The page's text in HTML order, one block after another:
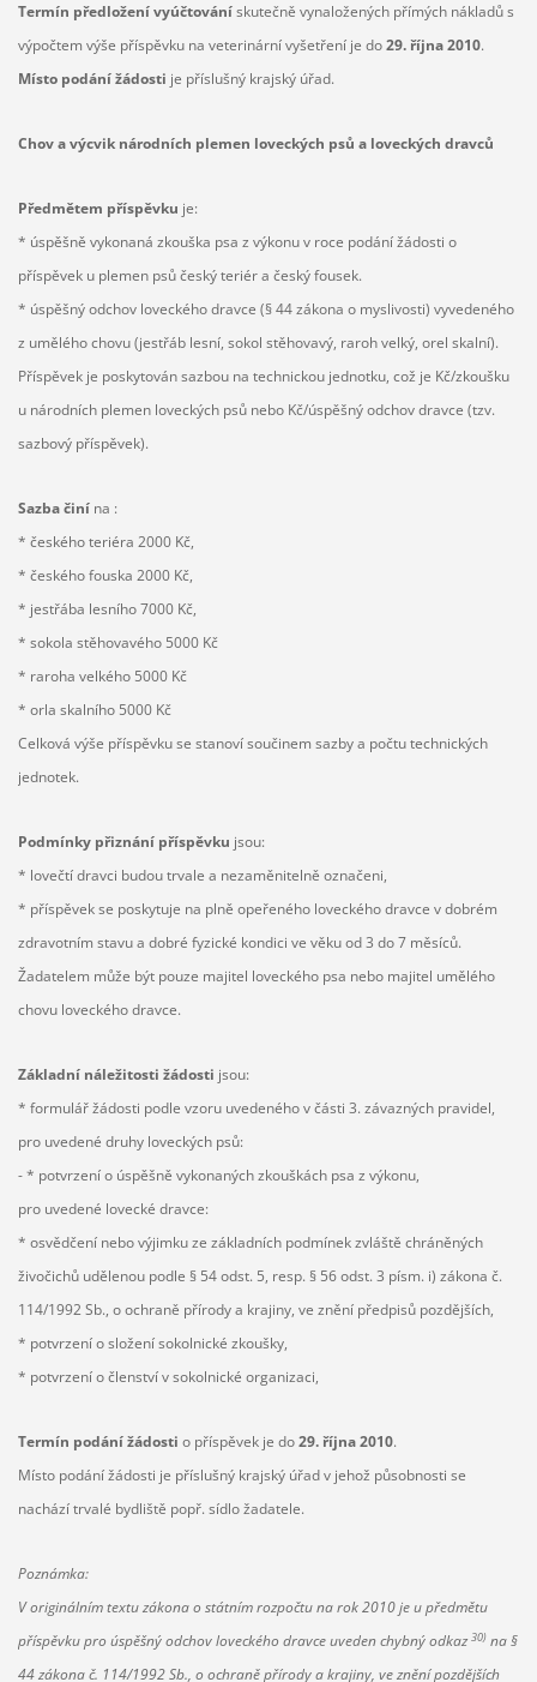
Termín předložení vyúčtovánískutečně vynaložených přímých nákladů s
výpočtem výše příspěvku na veterinární vyšetření je do29. října 2010.
Místo podání žádosti je příslušný krajský úřad.
Chov a výcvik národních plemen loveckých psů a loveckých dravců
Předmětem příspěvku je:
* úspěšně vykonaná zkouška psa z výkonu v roce podání žádosti o
příspěvek u plemen psů český teriér a český fousek.
* úspěšný odchov loveckého dravce (§ 44 zákona o myslivosti) vyvedeného
z umělého chovu (jestřáb lesní, sokol stěhovavý, raroh velký, orel skalní).
Příspěvek je poskytován sazbou na technickou jednotku, což je Kč/zkoušku
u národních plemen loveckých psů nebo Kč/úspěšný odchov dravce (tzv.
sazbový příspěvek).
Sazba činína :
* českého teriéra 2000 Kč,
* českého fouska 2000 Kč,
* jestřába lesního 7000 Kč,
* sokola stěhovavého 5000 Kč
* raroha velkého 5000 Kč
* orla skalního 5000 Kč
Celková výše příspěvku se stanoví součinem sazby a počtu technických
jednotek.
Podmínky přiznání příspěvku jsou:
* lovečtí dravci budou trvale a nezaměnitelně označeni,
* příspěvek se poskytuje na plně opeřeného loveckého dravce v dobrém
zdravotním stavu a dobré fyzické kondici ve věku od 3 do 7 měsíců.
Žadatelem může být pouze majitel loveckého psa nebo majitel umělého
chovu loveckého dravce.
Základní náležitosti žádosti jsou:
* formulář žádosti podle vzoru uvedeného v části 3. závazných pravidel,
pro uvedené druhy loveckých psů:
- * potvrzení o úspěšně vykonaných zkouškách psa z výkonu,
pro uvedené lovecké dravce:
* osvědčení nebo výjimku ze základních podmínek zvláště chráněných
živočichů udělenou podle § 54 odst. 5, resp. § 56 odst. 3 písm. i) zákona č.
114/1992 Sb., o ochraně přírody a krajiny, ve znění předpisů pozdějších,
* potvrzení o složení sokolnické zkoušky,
* potvrzení o členství v sokolnické organizaci,
Termín podání žádosti o příspěvek je do29. října 2010.
Místo podání žádosti je příslušný krajský úřad v jehož působnosti se
nachází trvalé bydliště popř. sídlo žadatele.
Poznámka:
V originálním textu zákona o státním rozpočtu na rok 2010 je u předmětu
příspěvku pro úspěšný odchov loveckého dravce uveden chybný odkaz 30)na §
44 zákona č. 114/1992 Sb., o ochraně přírody a krajiny, ve znění pozdějších